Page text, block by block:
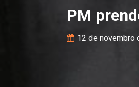
PM
12 de novembro